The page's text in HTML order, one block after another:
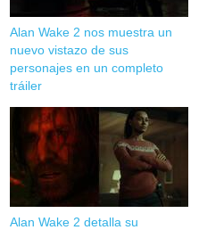
Alan Wake 2 nos muestra un
nuevo vistazo de sus
personajes en un completo
tráiler
Alan Wake 2 detalla su